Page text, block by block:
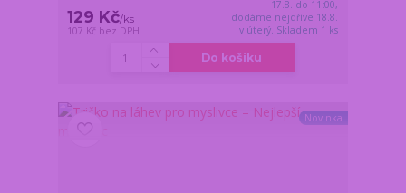
129 Kč/ks
107 Kč bez DPH
17.8. do 11:00,
dodáme nejdříve 18.8.
v úterý. Skladem 1 ks
Do košíku
Novinka